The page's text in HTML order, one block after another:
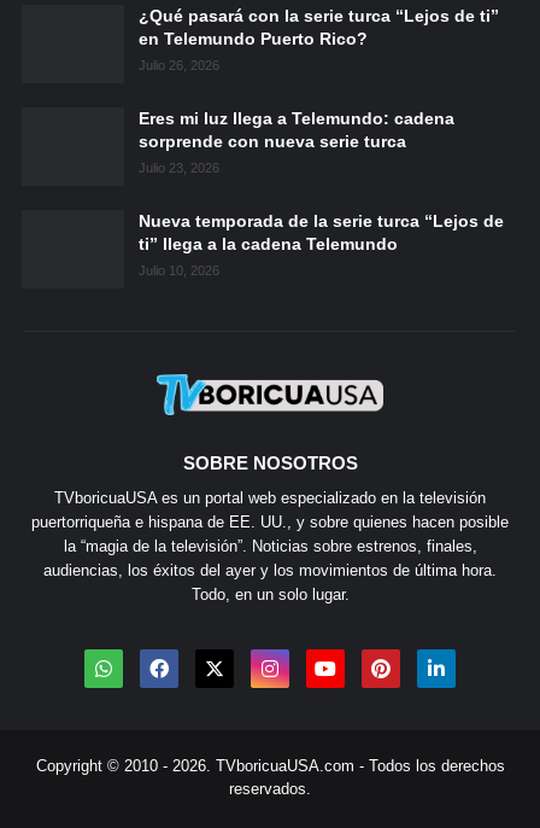
¿Qué pasará con la serie turca “Lejos de ti”
en Telemundo Puerto Rico?
Julio 26, 2026
Eres mi luz llega a Telemundo: cadena
sorprende con nueva serie turca
Julio 23, 2026
Nueva temporada de la serie turca “Lejos de
ti” llega a la cadena Telemundo
Julio 10, 2026
SOBRE NOSOTROS
TVboricuaUSA es un portal web especializado en la televisión
puertorriqueña e hispana de EE. UU., y sobre quienes hacen posible
la “magia de la televisión”. Noticias sobre estrenos, finales,
audiencias, los éxitos del ayer y los movimientos de última hora.
Todo, en un solo lugar.
Copyright © 2010 - 2026. TVboricuaUSA.com - Todos los derechos
reservados.